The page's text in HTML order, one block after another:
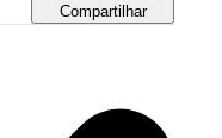
Compartilhar